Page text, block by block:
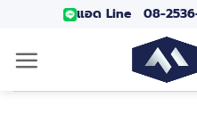
แอด Line 08-